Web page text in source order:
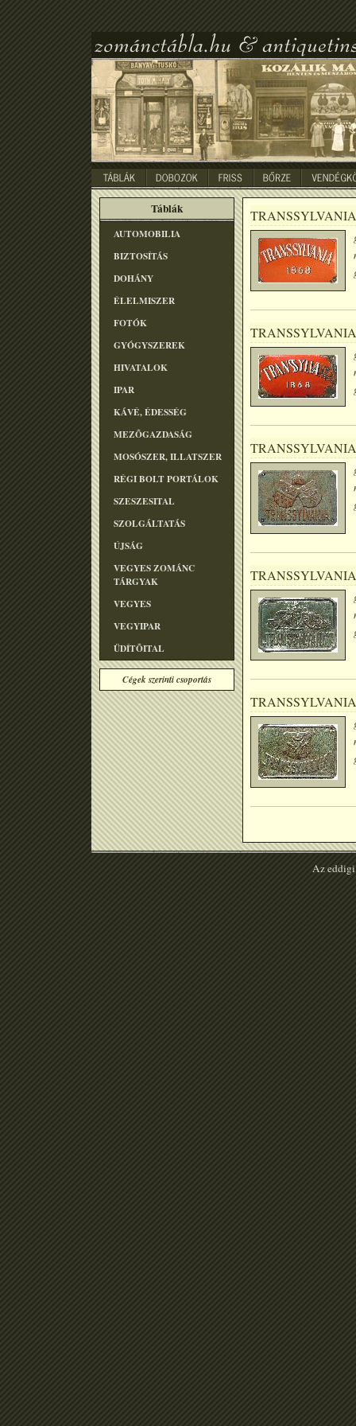
Táblák
AUTOMOBILIA
BIZTOSÍTÁS
DOHÁNY
ÉLELMISZER
FOTÓK
GYÓGYSZEREK
HIVATALOK
IPAR
KÁVÉ, ÉDESSÉG
MEZÕGAZDASÁG
MOSÓSZER, ILLATSZER
RÉGI BOLT PORTÁLOK
SZESZESITAL
SZOLGÁLTATÁS
ÚJSÁG
VEGYES ZOMÁNC
TÁRGYAK
VEGYES
VEGYIPAR
ÜDÍTÕITAL
Cégek szerinti csoportás
TRANSSYLVANIA
TRANSSYLVANIA
TRANSSYLVANIA
TRANSSYLVANIA
TRANSSYLVANIA
Az